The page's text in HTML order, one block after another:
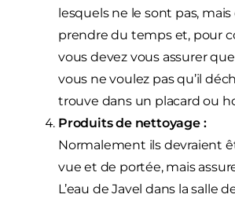
lesquels ne le sont pas, mais
prendre du temps et, pour
vous devez vous assurer
vous ne voulez pas qu’il
trouve dans un placard ou
Produits de nettoyage :
Normalement ils devraient
vue et de portée, mais
L’eau de Javel dans la salle